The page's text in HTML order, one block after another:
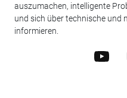
auszumachen, intelligente
und sich über technische und
informieren.